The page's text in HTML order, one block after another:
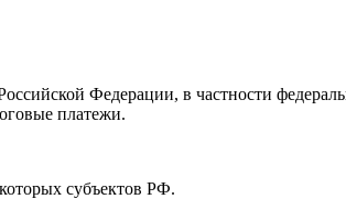
Федерации, в частности
платежи.
субъектов РФ.